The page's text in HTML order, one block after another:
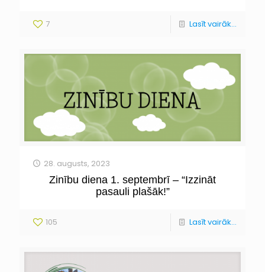
7 Lasīt vairāk...
28. augusts, 2023
Zinību diena 1. septembrī – “Izzināt
pasauli plašāk!”
105 Lasīt vairāk...